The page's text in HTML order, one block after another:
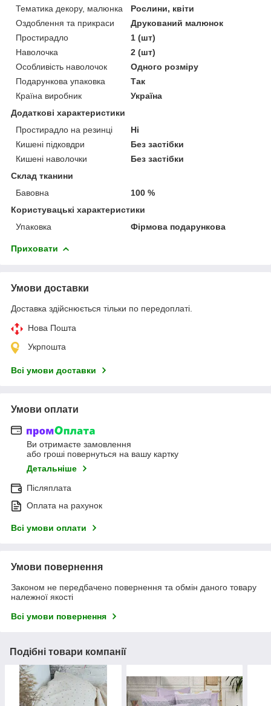
Тематика декору, малюнка
Рослини, квіти
Оздоблення та прикраси
Друкований малюнок
Простирадло
1 (шт)
Наволочка
2 (шт)
Особливість наволочок
Одного розміру
Подарункова упаковка
Так
Країна виробник
Україна
Додаткові характеристики
Простирадло на резинці
Ні
Кишені підковдри
Без застібки
Кишені наволочки
Без застібки
Склад тканини
Бавовна
100 %
Користувацькі характеристики
Упаковка
Фірмова подарункова
Приховати
Умови доставки
Доставка здійснюється тільки по передоплаті.
Нова Пошта
Укрпошта
Всі умови доставки
Умови оплати
Ви отримаєте замовлення
або гроші повернуться на вашу картку
Детальніше
Післяплата
Оплата на рахунок
Всі умови оплати
Умови повернення
Законом не передбачено повернення та обмін даного товару
належної якості
Всі умови повернення
Подібні товари компанії